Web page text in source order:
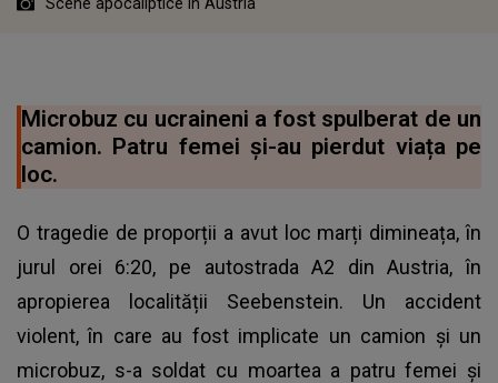
Microbuz cu ucraineni a fost spulberat de un
camion. Patru femei și-au pierdut viața pe
loc.
O tragedie de proporții a avut loc marți dimineața, în
jurul orei 6:20, pe autostrada A2 din Austria, în
apropierea localității Seebenstein. Un accident
violent, în care au fost implicate un camion și un
microbuz, s-a soldat cu moartea a patru femei și